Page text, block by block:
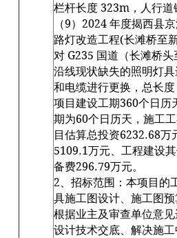
栏杆长度 323m，人行道
（9）2024 年度揭西县
路灯改造工程(长滩桥至
对 G235 国道（长滩桥头
沿线现状缺失的照明灯
和电缆进行更换，总长度
项目建设工期360个日历
期为60个日历天，施工
目估算总投资6232.68万
5109.1万元、工程建设
备费296.79万元。
2、招标范围：本项目的
具施工图设计、施工图
根据业主及审查单位意
设计技术交底、解决施